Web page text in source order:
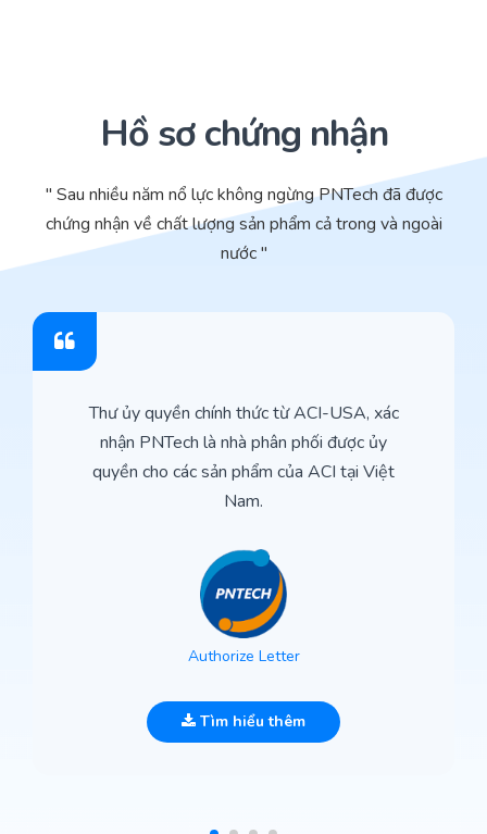
Hồ sơ chứng nhận
" Sau nhiều năm nổ lực không ngừng PNTech đã được
chứng nhận về chất lượng sản phẩm cả trong và ngoài
nước "
Thư ủy quyền chính thức từ ACI-USA, xác
nhận PNTech là nhà phân phối được ủy
quyền cho các sản phẩm của ACI tại Việt
Nam.
Authorize Letter
Tìm hiểu thêm